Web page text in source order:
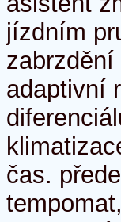
jízdním
adaptivní
čas.